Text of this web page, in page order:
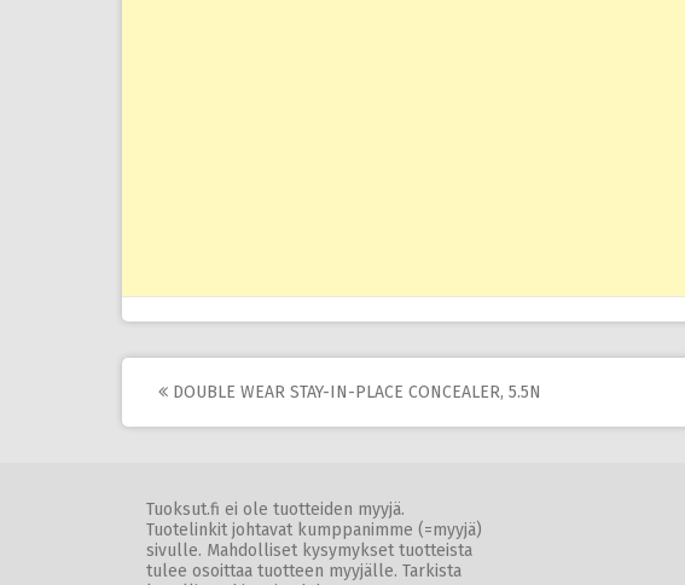
Post
navigation
DOUBLE WEAR STAY-IN-PLACE CONCEALER, 5.5N
Tuoksut.fi ei ole tuotteiden myyjä.
Tuotelinkit johtavat kumppanimme (=myyjä)
sivulle. Mahdolliset kysymykset tuotteista
tulee osoittaa tuotteen myyjälle. Tarkista